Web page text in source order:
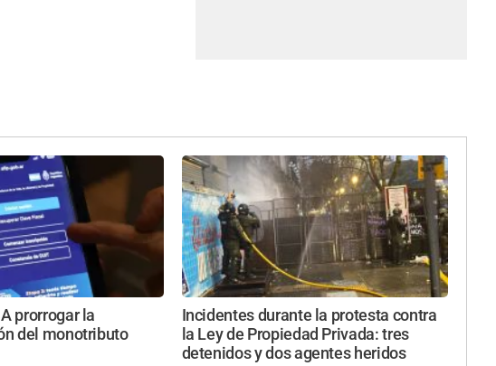
prorrogar la
del monotributo
Incidentes durante la protesta contra
la Ley de Propiedad Privada: tres
detenidos y dos agentes heridos